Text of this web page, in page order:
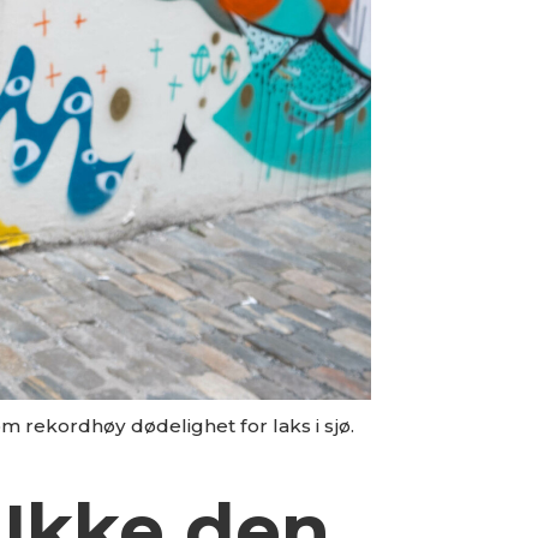
rekordhøy dødelighet for laks i sjø.